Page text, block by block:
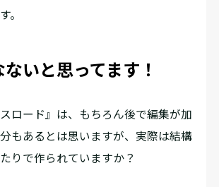
。
いと思ってます！
ロード』は、もちろん後で編集が加
もあるとは思いますが、実際は結構
りで作られていますか？